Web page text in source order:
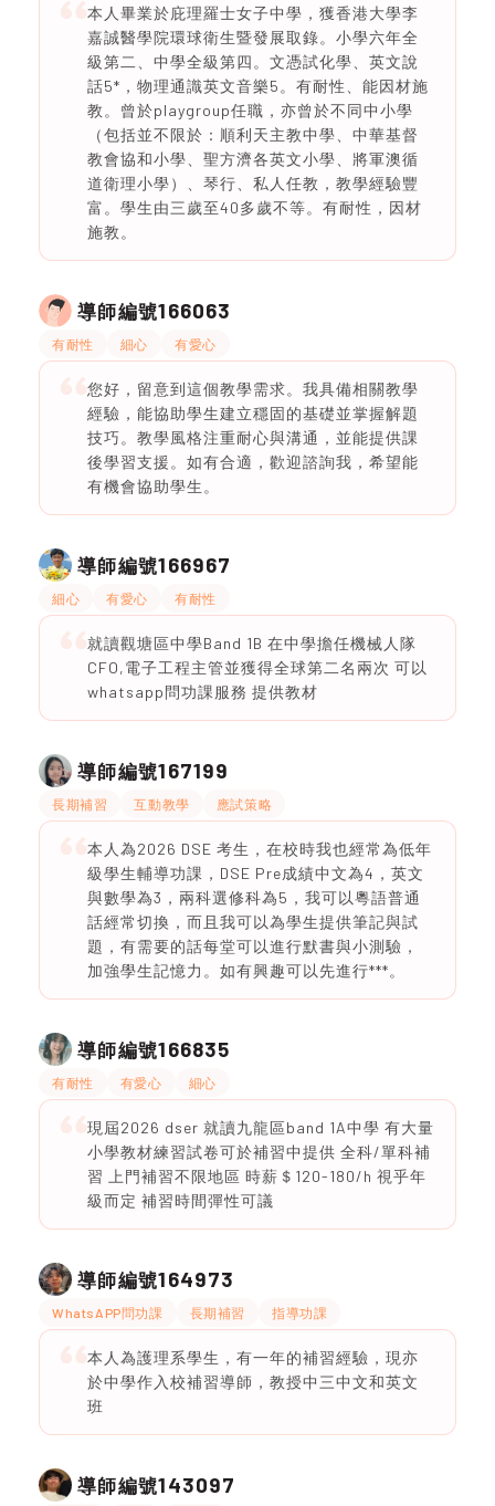
本人畢業於庇理羅士女子中學，獲香港大學李
嘉誠醫學院環球衛生暨發展取錄。小學六年全
級第二、中學全級第四。文憑試化學、英文說
話5*，物理通識英文音樂5。有耐性、能因材施
教。曾於playgroup任職，亦曾於不同中小學
（包括並不限於：順利天主教中學、中華基督
教會協和小學、聖方濟各英文小學、將軍澳循
道衛理小學）、琴行、私人任教，教學經驗豐
富。學生由三歲至40多歲不等。有耐性，因材
施教。
導師編號166063
有耐性 細心 有愛心
您好，留意到這個教學需求。我具備相關教學
經驗，能協助學生建立穩固的基礎並掌握解題
技巧。教學風格注重耐心與溝通，並能提供課
後學習支援。如有合適，歡迎諮詢我，希望能
有機會協助學生。
導師編號166967
細心 有愛心 有耐性
就讀觀塘區中學Band 1B 在中學擔任機械人隊
CFO,電子工程主管並獲得全球第二名兩次 可以
whatsapp問功課服務 提供教材
導師編號167199
長期補習 互動教學 應試策略
本人為2026 DSE 考生，在校時我也經常為低年
級學生輔導功課，DSE Pre成績中文為4，英文
與數學為3，兩科選修科為5，我可以粵語普通
話經常切換，而且我可以為學生提供筆記與試
題，有需要的話每堂可以進行默書與小測驗，
加強學生記憶力。如有興趣可以先進行***。
導師編號166835
有耐性 有愛心 細心
現屆2026 dser 就讀九龍區band 1A中學 有大量
小學教材練習試卷可於補習中提供 全科/單科補
習 上門補習不限地區 時薪＄120-180/h 視乎年
級而定 補習時間彈性可議
導師編號164973
WhatsAPP問功課 長期補習 指導功課
本人為護理系學生，有一年的補習經驗，現亦
於中學作入校補習導師，教授中三中文和英文
班
導師編號143097